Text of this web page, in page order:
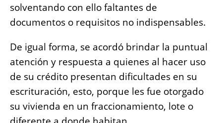
solventando con ello faltantes de
documentos o requisitos no indispensables.
De igual forma, se acordó brindar la puntual
atención y respuesta a quienes al hacer uso
de su crédito presentan dificultades en su
escrituración, esto, porque les fue otorgado
su vivienda en un fraccionamiento, lote o